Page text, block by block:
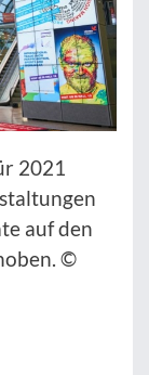
2021
auf den
©